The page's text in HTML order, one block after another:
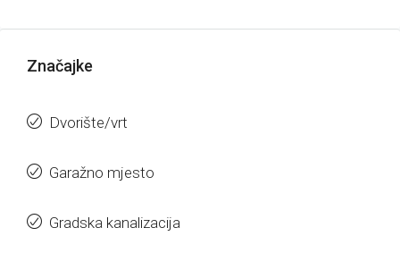
Značajke
Dvorište/vrt
Garažno mjesto
Gradska kanalizacija